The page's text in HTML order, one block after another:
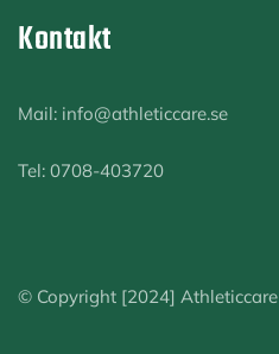
Kontakt
Mail: info@athleticcare.se
Tel: 0708-403720
© Copyright [2024] Athleticcare